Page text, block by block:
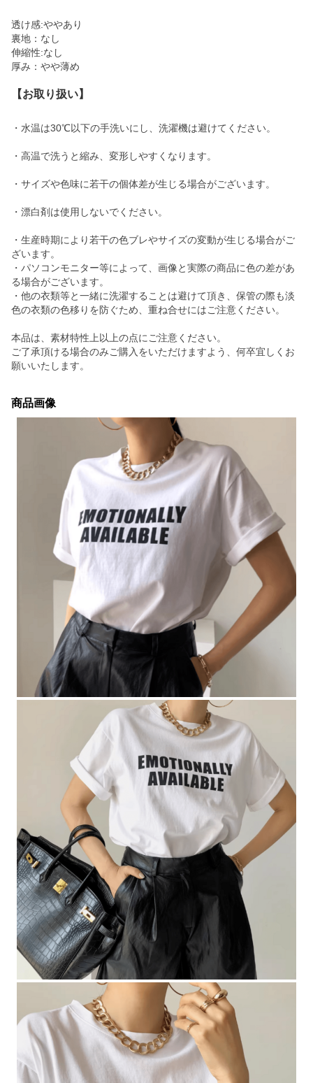
透け感:ややあり
裏地：なし
伸縮性:なし
厚み：やや薄め
【お取り扱い】
・水温は30℃以下の手洗いにし、洗濯機は避けてください。
・高温で洗うと縮み、変形しやすくなります。
・サイズや色味に若干の個体差が生じる場合がございます。
・漂白剤は使用しないでください。
・生産時期により若干の色ブレやサイズの変動が生じる場合がご
ざいます。
・パソコンモニター等によって、画像と実際の商品に色の差があ
る場合がございます。
・他の衣類等と一緒に洗濯することは避けて頂き、保管の際も淡
色の衣類の色移りを防ぐため、重ね合せにはご注意ください。
本品は、素材特性上以上の点にご注意ください。
ご了承頂ける場合のみご購入をいただけますよう、何卒宜しくお
願いいたします。
商品画像